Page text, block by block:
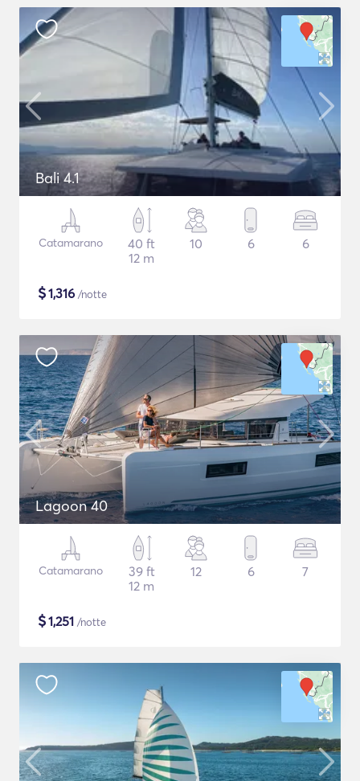
Bali 4.1
Catamarano
40 ft
12 m
10 6 6
$1,316 /notte
Lagoon 40
Catamarano
39 ft
12 m
12 6 7
$1,251 /notte